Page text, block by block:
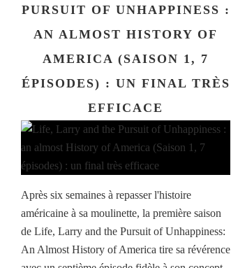
PURSUIT OF UNHAPPINESS :
AN ALMOST HISTORY OF
AMERICA (SAISON 1, 7
ÉPISODES) : UN FINAL TRÈS
EFFICACE
Après six semaines à repasser l'histoire
américaine à sa moulinette, la première saison
de Life, Larry and the Pursuit of Unhappiness:
An Almost History of America tire sa révérence